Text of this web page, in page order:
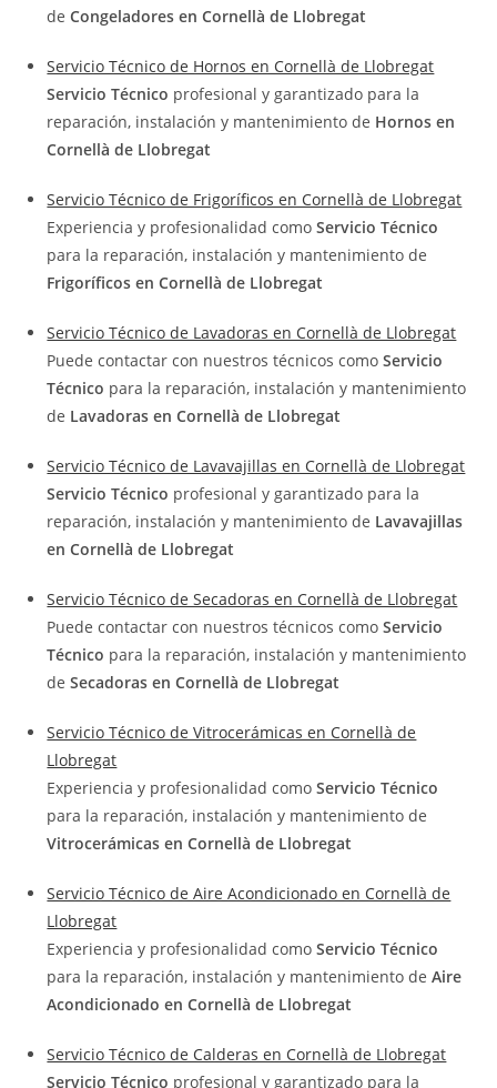
deCongeladores en Cornellà de Llobregat
Servicio Técnico de Hornos en Cornellà de Llobregat
Servicio Técnico profesional y garantizado para la
reparación, instalación y mantenimiento de Hornos en
Cornellà de Llobregat
Servicio Técnico de Frigoríficos en Cornellà de Llobregat
Experiencia y profesionalidad comoServicio Técnico
para la reparación, instalación y mantenimiento de
Frigoríficos en Cornellà de Llobregat
Servicio Técnico de Lavadoras en Cornellà de Llobregat
Puede contactar con nuestros técnicos comoServicio
Técnico para la reparación, instalación y mantenimiento
de Lavadoras en Cornellà de Llobregat
Servicio Técnico de Lavavajillas en Cornellà de Llobregat
Servicio Técnico profesional y garantizado para la
reparación, instalación y mantenimiento de Lavavajillas
en Cornellà de Llobregat
Servicio Técnico de Secadoras en Cornellà de Llobregat
Puede contactar con nuestros técnicos comoServicio
Técnico para la reparación, instalación y mantenimiento
deSecadoras en Cornellà de Llobregat
Servicio Técnico de Vitrocerámicas en Cornellà de
Llobregat
Experiencia y profesionalidad comoServicio Técnico
para la reparación, instalación y mantenimiento de
Vitrocerámicas en Cornellà de Llobregat
Servicio Técnico de Aire Acondicionado en Cornellà de
Llobregat
Experiencia y profesionalidad comoServicio Técnico
para la reparación, instalación y mantenimiento deAire
Acondicionado en Cornellà de Llobregat
Servicio Técnico de Calderas en Cornellà de Llobregat
Servicio Técnico profesional y garantizado para la